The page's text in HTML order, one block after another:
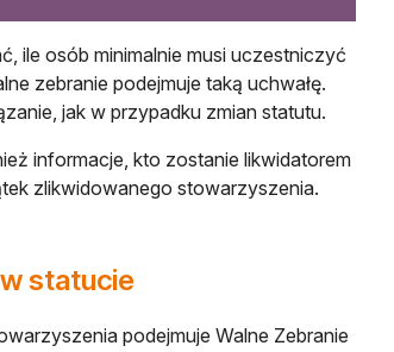
ile osób minimalnie musi uczestniczyć
zebranie podejmuje taką uchwałę.
jak w przypadku zmian statutu.
informacje, kto zostanie likwidatorem
zlikwidowanego stowarzyszenia.
statucie
podejmuje Walne Zebranie